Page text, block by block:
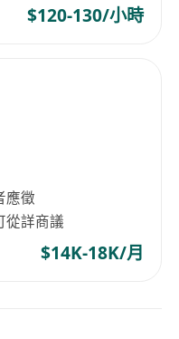
$120-130/小時
應徵
從詳商議
$14K-18K/月